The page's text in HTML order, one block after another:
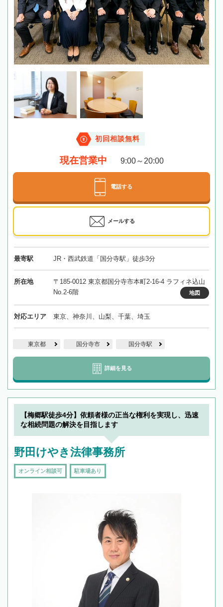
初回相談無料
現在営業中 9:00～20:00
電話する
メールする
最寄駅 JR・西武鉄道「国分寺駅」徒歩3分
所在地
〒185-0012 東京都国分寺市本町2-16-4 ラフィネ込山
No.2-6階
地図
対応エリア 東京、神奈川、山梨、千葉、埼玉
東京都 国分寺市 国分寺駅
詳細を見る
【梅郷駅徒歩4分】依頼者様の正当な権利を実現し、迅速
な相続問題の解決を目指します
野田けやき法律事務所
オンライン相談可 駐車場あり